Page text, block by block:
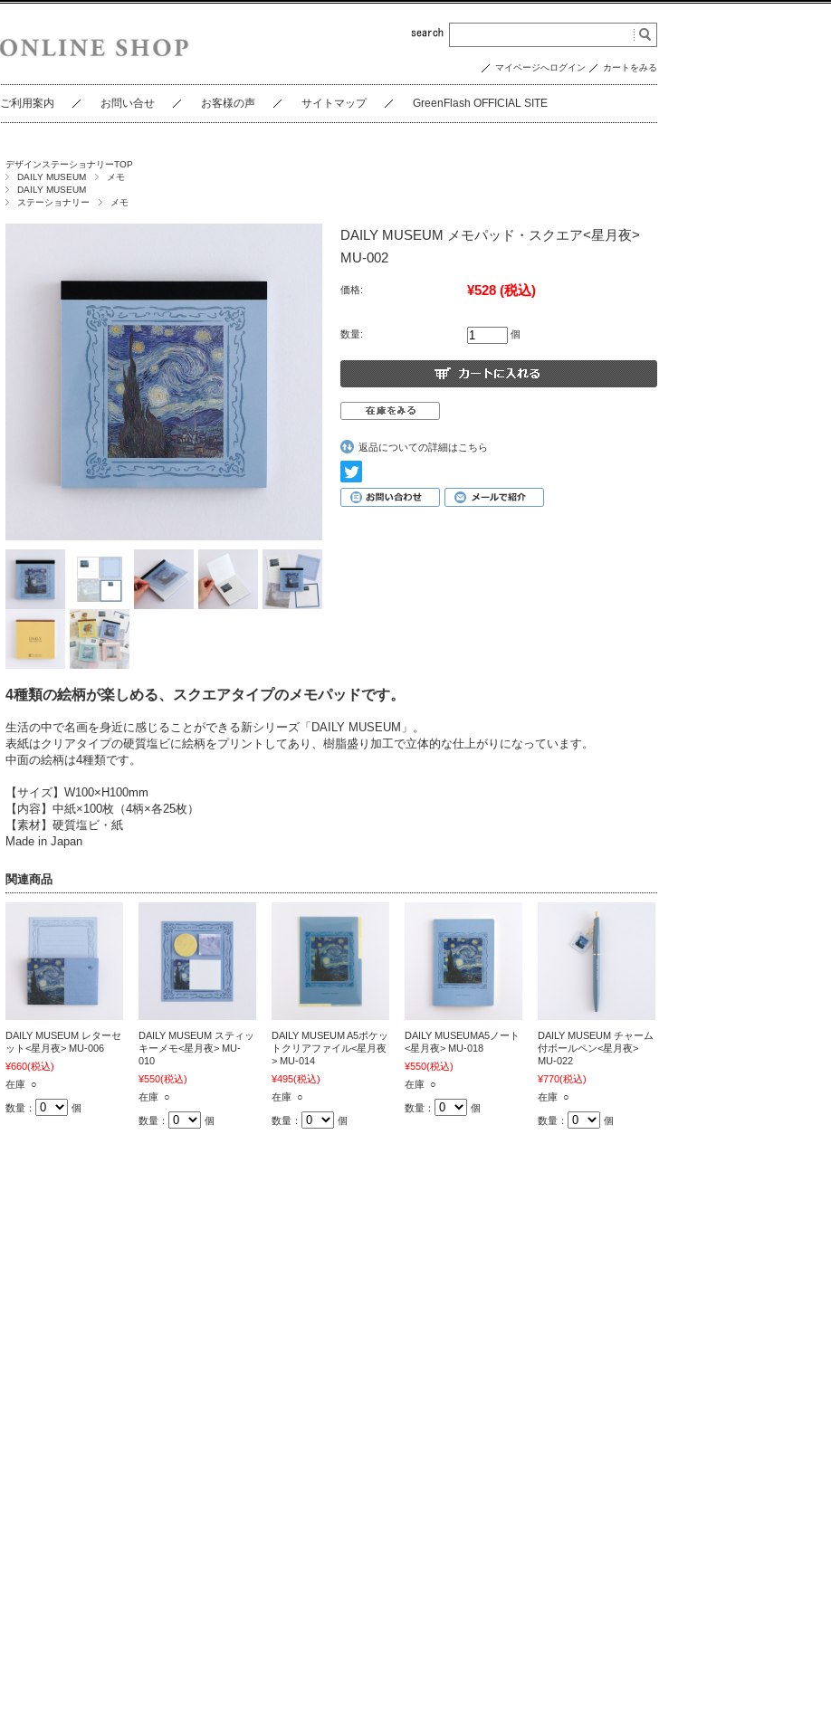
マイページへログイン カートをみる
ご利用案内 お問い合せ お客様の声 サイトマップ GreenFlash OFFICIAL SITE
デザインステーショナリーTOP
DAILY MUSEUM
メモ
DAILY MUSEUM
ステーショナリー
メモ
DAILY MUSEUM メモパッド・スクエア<星月夜>
MU-002
価格: ¥528 (税込)
数量: 個
返品についての詳細はこちら
4種類の絵柄が楽しめる、スクエアタイプのメモパッドです。
生活の中で名画を身近に感じることができる新シリーズ「DAILY MUSEUM」。
表紙はクリアタイプの硬質塩ビに絵柄をプリントしてあり、樹脂盛り加工で立体的な仕上がりになっています。
中面の絵柄は4種類です。
【サイズ】W100×H100mm
【内容】中紙×100枚（4柄×各25枚）
【素材】硬質塩ビ・紙
Made in Japan
関連商品
DAILY MUSEUM レターセ
ット<星月夜> MU-006
¥660(税込)
在庫 ○
数量： 個
DAILY MUSEUM スティッ
キーメモ<星月夜> MU-
010
¥550(税込)
在庫 ○
数量： 個
DAILY MUSEUM A5ポケッ
トクリアファイル<星月夜
> MU-014
¥495(税込)
在庫 ○
数量： 個
DAILY MUSEUMA5ノート
<星月夜> MU-018
¥550(税込)
在庫 ○
数量： 個
DAILY MUSEUM チャーム
付ボールペン<星月夜>
MU-022
¥770(税込)
在庫 ○
数量： 個